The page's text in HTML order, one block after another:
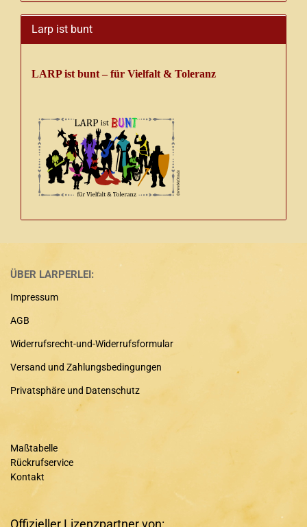
Larp ist bunt
LARP ist bunt – für Vielfalt & Toleranz
ÜBER LARPERLEI:
Impressum
AGB
Widerrufsrecht-und-Widerrufsformular
Versand und Zahlungsbedingungen
Privatsphäre und Datenschutz
Maßtabelle
Rückrufservice
Kontakt
Offizieller Lizenzpartner von: